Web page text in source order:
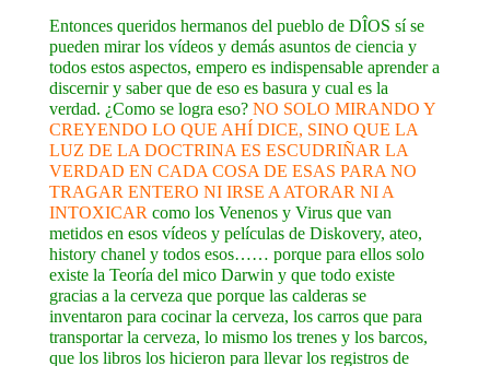
Entonces queridos hermanos del pueblo de DÎOS sí se
pueden mirar los vídeos y demás asuntos de ciencia y
todos estos aspectos, empero es indispensable aprender a
discernir y saber que de eso es basura y cual es la
verdad. ¿Como se logra eso? NO SOLO MIRANDO Y
CREYENDO LO QUE AHÍ DICE, SINO QUE LA
LUZ DE LA DOCTRINA ES ESCUDRIÑAR LA
VERDAD EN CADA COSA DE ESAS PARA NO
TRAGAR ENTERO NI IRSE A ATORAR NI A
INTOXICAR como los Venenos y Virus que van
metidos en esos vídeos y películas de Diskovery, ateo,
history chanel y todos esos…… porque para ellos solo
existe la Teoría del mico Darwin y que todo existe
gracias a la cerveza que porque las calderas se
inventaron para cocinar la cerveza, los carros que para
transportar la cerveza, lo mismo los trenes y los barcos,
que los libros los hicieron para llevar los registros de